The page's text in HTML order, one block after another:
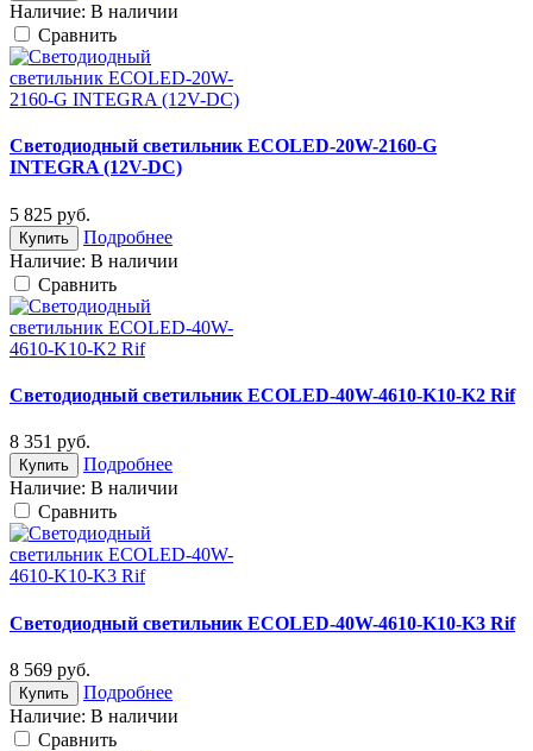
Наличие: В наличии
Cравнить
Светодиодный светильник ECOLED-20W-2160-G
INTEGRA (12V-DС)
5 825 руб.
Купить
Подробнее
Наличие: В наличии
Cравнить
Светодиодный светильник ECOLED-40W-4610-K10-K2 Rif
8 351 руб.
Купить
Подробнее
Наличие: В наличии
Cравнить
Светодиодный светильник ECOLED-40W-4610-K10-K3 Rif
8 569 руб.
Купить
Подробнее
Наличие: В наличии
Cравнить